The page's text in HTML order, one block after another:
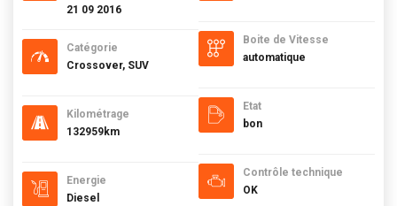
21 09 2016
Catégorie
Crossover, SUV
Kilométrage
132959km
Energie
Diesel
Boite de Vitesse
automatique
Etat
bon
Contrôle technique
OK